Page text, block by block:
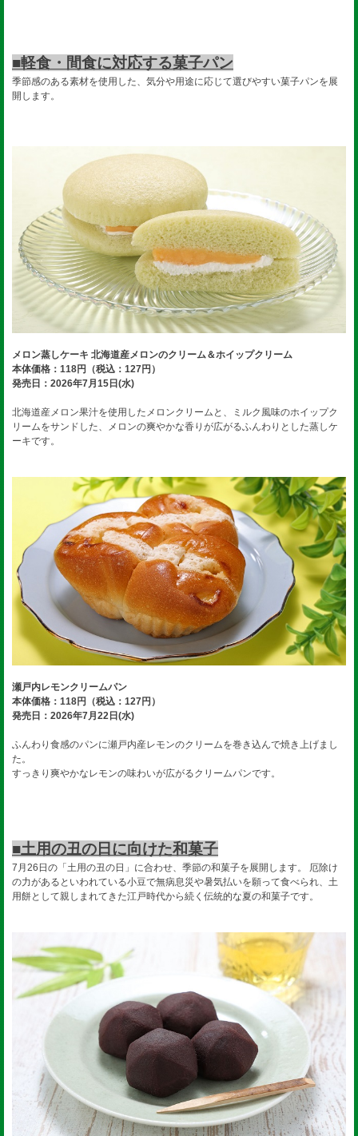
■軽食・間食に対応する菓子パン
季節感のある素材を使用した、気分や用途に応じて選びやすい菓子パンを展
開します。
メロン蒸しケーキ 北海道産メロンのクリーム＆ホイップクリーム
本体価格：118円（税込：127円）
発売日：2026年7月15日(水)
北海道産メロン果汁を使用したメロンクリームと、ミルク風味のホイップク
リームをサンドした、メロンの爽やかな香りが広がるふんわりとした蒸しケ
ーキです。
瀬戸内レモンクリームパン
本体価格：118円（税込：127円）
発売日：2026年7月22日(水)
ふんわり食感のパンに瀬戸内産レモンのクリームを巻き込んで焼き上げまし
た。
すっきり爽やかなレモンの味わいが広がるクリームパンです。
■土用の丑の日に向けた和菓子
7月26日の「土用の丑の日」に合わせ、季節の和菓子を展開します。 厄除け
の力があるといわれている小豆で無病息災や暑気払いを願って食べられ、土
用餅として親しまれてきた江戸時代から続く伝統的な夏の和菓子です。